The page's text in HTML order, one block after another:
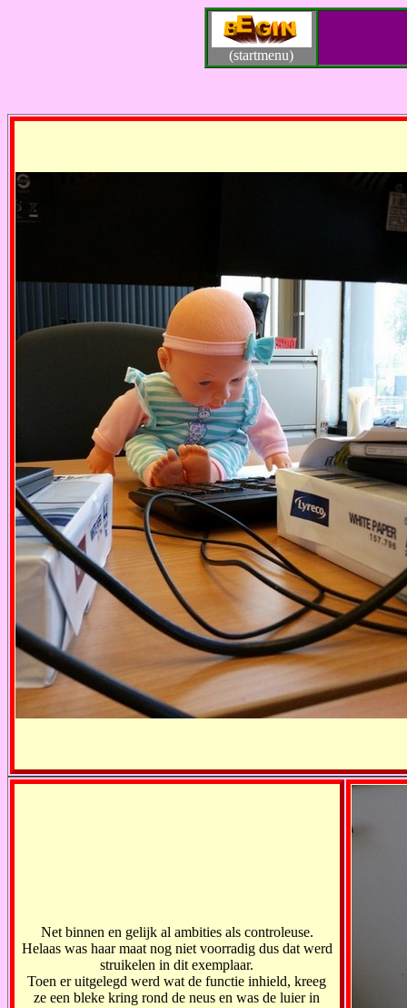
(startmenu)
Net binnen en gelijk al ambities als controleuse.
Helaas was haar maat nog niet voorradig dus dat werd
struikelen in dit exemplaar.
Toen er uitgelegd werd wat de functie inhield, kreeg
ze een bleke kring rond de neus en was de luier in